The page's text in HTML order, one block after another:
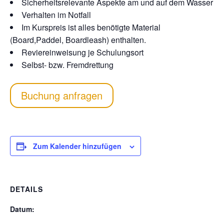
Verhalten im Notfall
Im Kurspreis ist alles benötigte Material
(Board,Paddel, Boardleash) enthalten.
Reviereinweisung je Schulungsort
Selbst- bzw. Fremdrettung
Buchung anfragen
Zum Kalender hinzufügen
DETAILS
Datum: